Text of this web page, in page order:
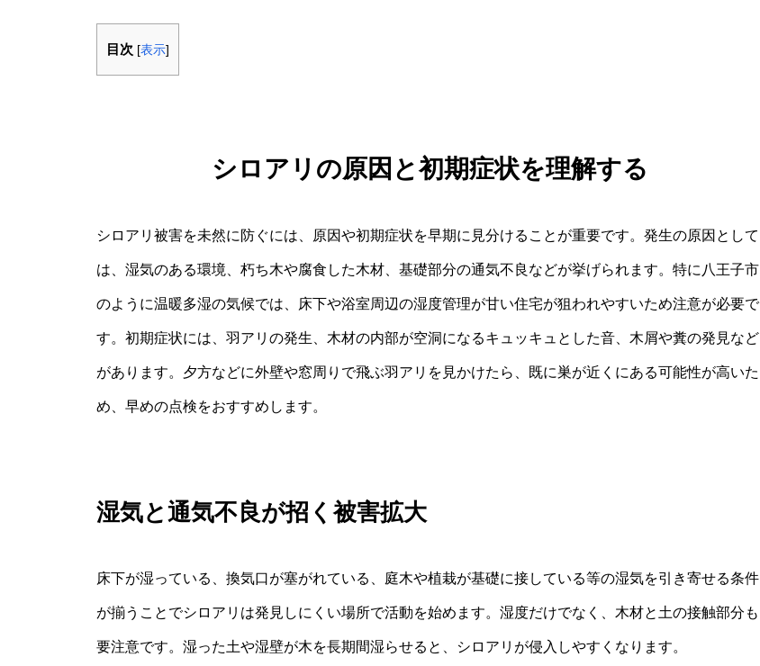
目次 [表示]
シロアリの原因と初期症状を理解する
シロアリ被害を未然に防ぐには、原因や初期症状を早期に見分けることが重要です。発生の原因として
は、湿気のある環境、朽ち木や腐食した木材、基礎部分の通気不良などが挙げられます。特に八王子市
のように温暖多湿の気候では、床下や浴室周辺の湿度管理が甘い住宅が狙われやすいため注意が必要で
す。初期症状には、羽アリの発生、木材の内部が空洞になるキュッキュとした音、木屑や糞の発見など
があります。夕方などに外壁や窓周りで飛ぶ羽アリを見かけたら、既に巣が近くにある可能性が高いた
め、早めの点検をおすすめします。
湿気と通気不良が招く被害拡大
床下が湿っている、換気口が塞がれている、庭木や植栽が基礎に接している等の湿気を引き寄せる条件
が揃うことでシロアリは発見しにくい場所で活動を始めます。湿度だけでなく、木材と土の接触部分も
要注意です。湿った土や湿壁が木を長期間湿らせると、シロアリが侵入しやすくなります。